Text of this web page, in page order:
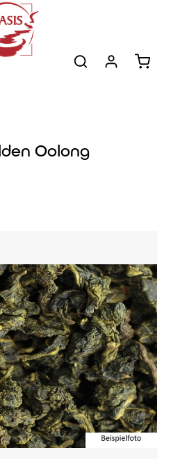
Oolong